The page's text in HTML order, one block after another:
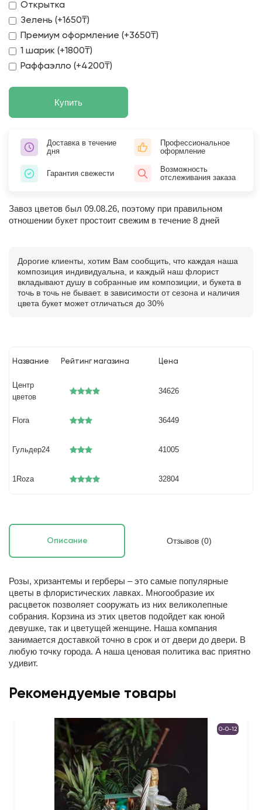
Открытка
Зелень (+1650₸)
Премиум оформление (+3650₸)
1 шарик (+1800₸)
Раффаэлло (+4200₸)
Купить
Доставка в течение
дня
Профессиональное
оформление
Гарантия свежести
Возможность
отслеживания заказа
Завоз цветов был 09.08.26, поэтому при правильном
отношении букет простоит свежим в течение 8 дней
Дорогие клиенты, хотим Вам сообщить, что каждая наша
композиция индивидуальна, и каждый наш флорист
вкладывают душу в собранные им композиции, и букета в
точь в точь не бывает. в зависимости от сезона и наличия
цвета букет может отличаться до 30%
Название Рейтинг магазина Цена
Центр
цветов
34626
Flora 36449
Гульдер24 41005
1Roza 32804
Описание Отзывов (0)
Розы, хризантемы и герберы – это самые популярные
цветы в флористических лавках. Многообразие их
расцветок позволяет сооружать из них великолепные
собрания. Корзина из этих цветов подойдет как юной
девушке, так и цветущей женщине. Наша компания
занимается доставкой точно в срок и от двери до двери. В
любую точку города. А наша ценовая политика вас приятно
удивит.
Рекомендуемые товары
0-0-12